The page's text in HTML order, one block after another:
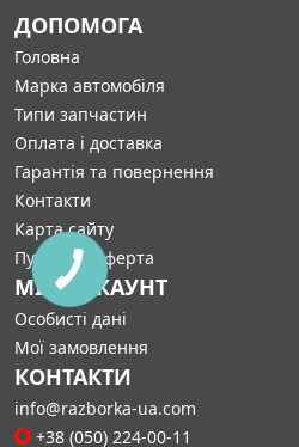
ДОПОМОГА
Головна
Марка автомобіля
Типи запчастин
Оплата і доставка
Гарантія та повернення
Контакти
Карта сайту
Публічна оферта
МІЙ АККАУНТ
Особисті дані
Мої замовлення
КОНТАКТИ
info@razborka-ua.com
+38 (050) 224-00-11